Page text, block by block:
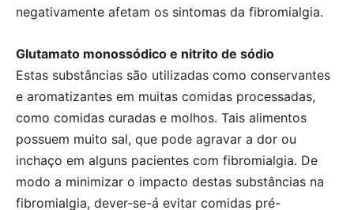
negativamente afetam os sintomas da fibromialgia.
Glutamato monossódico e nitrito de sódio
Estas substâncias são utilizadas como conservantes
e aromatizantes em muitas comidas processadas,
como comidas curadas e molhos. Tais alimentos
possuem muito sal, que pode agravar a dor ou
inchaço em alguns pacientes com fibromialgia. De
modo a minimizar o impacto destas substâncias na
fibromialgia, dever-se-á evitar comidas pré-